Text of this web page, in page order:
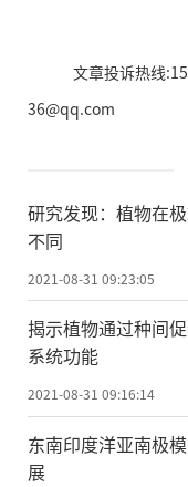
文章投诉热线
36@qq.com
研究发现：植物在
不同
2021-08-31 09:23:05
揭示植物通过种间
系统功能
2021-08-31 09:16:14
东南印度洋亚南极
展